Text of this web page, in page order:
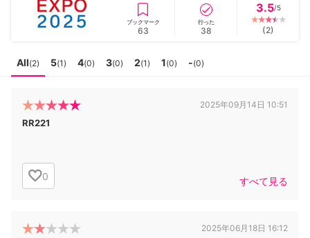
ブックマーク
63
行った
38
3.5/5
(2)
All(2) 5(1) 4(0) 3(0) 2(1) 1(0) -(0)
2025年09月14日 10:51
RR221
0 すべて見る
2025年06月18日 16:12